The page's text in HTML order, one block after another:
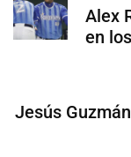
Alex
en
Jesús